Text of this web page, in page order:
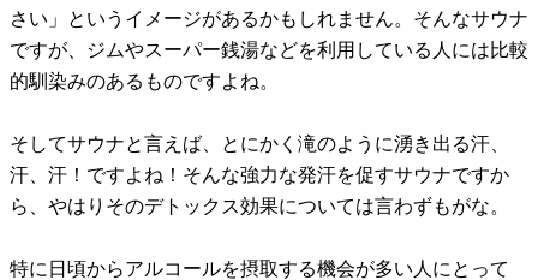
さい」というイメージがあるかもしれません。そんなサウナ
ですが、ジムやスーパー銭湯などを利用している人には比較
的馴染みのあるものですよね。
そしてサウナと言えば、とにかく滝のように湧き出る汗、
汗、汗！ですよね！そんな強力な発汗を促すサウナですか
ら、やはりそのデトックス効果については言わずもがな。
特に日頃からアルコールを摂取する機会が多い人にとって